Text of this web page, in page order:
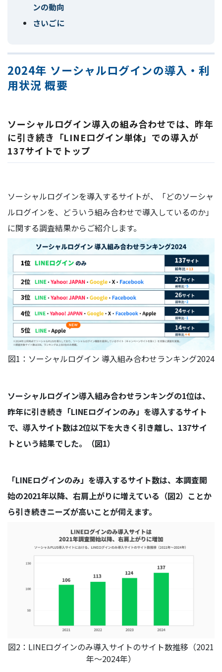
ンの動向
さいごに
2024年 ソーシャルログインの導入・利
用状況 概要
ソーシャルログイン導入の組み合わせでは、昨年
に引き続き「LINEログイン単体」での導入が
137サイトでトップ
ソーシャルログインを導入するサイトが、「どのソーシャ
ルログインを、どういう組み合わせで導入しているのか」
に関する調査結果からご紹介します。
図1：ソーシャルログイン 導入組み合わせランキング2024
ソーシャルログイン導入組み合わせランキングの1位は、
昨年に引き続き「LINEログインのみ」を導入するサイト
で、導入サイト数は2位以下を大きく引き離し、137サイ
トという結果でした。（図1）
「LINEログインのみ」を導入するサイト数は、本調査開
始の2021年以降、右肩上がりに増えている（図2）ことか
ら引き続きニーズが高いことが伺えます。
図2：LINEログインのみ導入サイトのサイト数推移（2021
年〜2024年）